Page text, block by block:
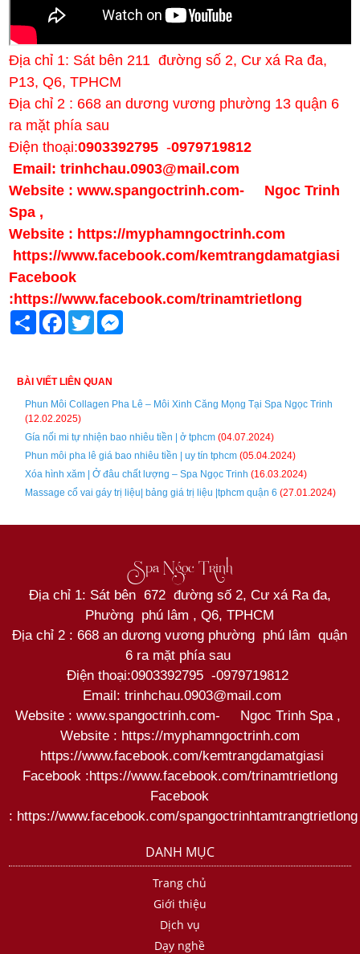
Địa chỉ 1: Sát bên 211 đường số 2, Cư xá Ra đa,
P13, Q6, TPHCM
Địa chỉ 2 : 668 an dương vương phường 13 quận 6
ra mặt phía sau
Điện thoại:0903392795 -0979719812
Email: trinhchau.0903@mail.com
Website : www.spangoctrinh.com-
Ngoc Trinh
Spa ,
Website : https://myphamngoctrinh.com
https://www.facebook.com/kemtrangdamatgiasi
Facebook
: https://www.facebook.com/trinamtrietlong
Share FacebookTwitter
BÀI VIẾT LIÊN QUAN
Phun Môi Collagen Pha Lê – Môi Xinh Căng Mọng Tại Spa Ngọc Trinh
(12.02.2025)
Gía nối mi tự nhiện bao nhiêu tiền | ở tphcm(04.07.2024)
Phun môi pha lê giá bao nhiêu tiền | uy tín tphcm(05.04.2024)
Xóa hình xăm | Ở đâu chất lượng – Spa Ngọc Trinh (16.03.2024)
Massage cổ vai gáy trị liệu| bảng giá trị liệu |tphcm quận 6(27.01.2024)
Spa Ngọc Trinh
Địa chỉ 1: Sát bên 672 đường số 2, Cư xá Ra đa,
Phường phú lâm , Q6, TPHCM
Địa chỉ 2 : 668 an dương vương phường phú lâm quận
6 ra mặt phía sau
Điện thoại:0903392795 -0979719812
Email: trinhchau.0903@mail.com
Website : www.spangoctrinh.com- Ngoc Trinh Spa ,
Website : https://myphamngoctrinh.com
https://www.facebook.com/kemtrangdamatgiasi
Facebook :https://www.facebook.com/trinamtrietlong
Facebook
: https://www.facebook.com/spangoctrinhtamtrangtrietlong
DANH MỤC
Trang chủ
Giới thiệu
Dịch vụ
Dạy nghề